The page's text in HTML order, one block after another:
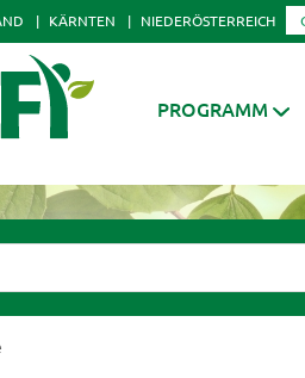
KÄRNTEN NIEDERÖSTERREICH
PROGRAMM